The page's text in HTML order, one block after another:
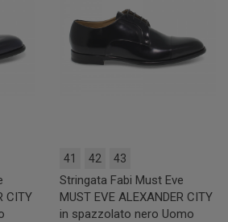
CITY
41 42 43
Stringata Fabi Must Eve
MUST EVE ALEXANDER CITY
in spazzolato nero Uomo